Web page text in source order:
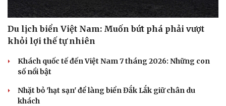
Du lịch biển Việt Nam: Muốn bứt phá phải vượt
khỏi lợi thế tự nhiên
Khách quốc tế đến Việt Nam 7 tháng 2026: Những con
số nổi bật
Nhặt bỏ 'hạt sạn' để làng biển Đắk Lắk giữ chân du
khách